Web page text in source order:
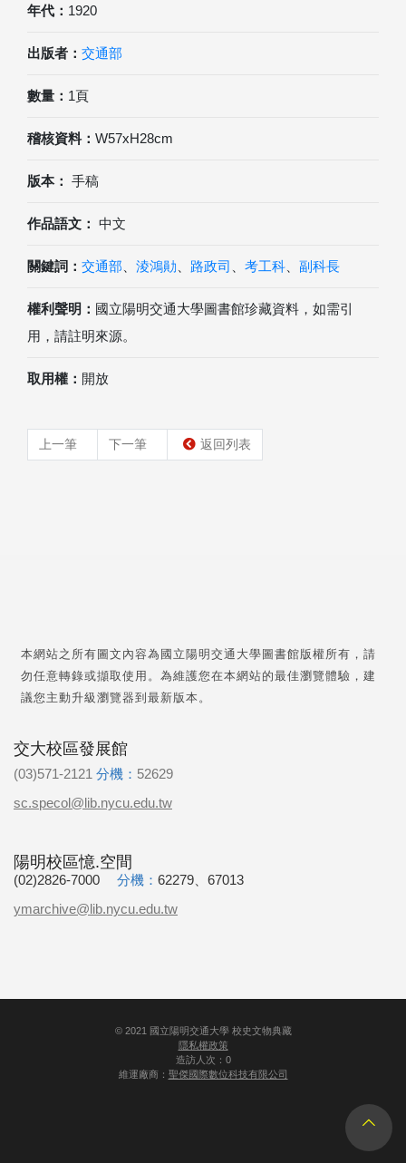
年代： 1920
出版者： 交通部
數量： 1頁
稽核資料： W57xH28cm
版本： 手稿
作品語文： 中文
關鍵詞： 交通部 淩鴻勛 路政司 考工科 副科長
權利聲明： 國立陽明交通大學圖書館珍藏資料，如需引
用，請註明來源。
取用權： 開放
上一筆 下一筆 返回列表
本網站之所有圖文內容為國立陽明交通大學圖書館版權所有，請
勿任意轉錄或擷取使用。為維護您在本網站的最佳瀏覽體驗，建
議您主動升級瀏覽器到最新版本。
交大校區發展館
(03)571-2121 分機： 52629
sc.specol@lib.nycu.edu.tw
陽明校區憶.空間
(02)2826-7000 分機： 62279、67013
ymarchive@lib.nycu.edu.tw
© 2021
國立陽明交通大學 校史文物典藏
隱私權政策
造訪人次：0
維運廠商： 聖傑國際數位科技有限公司